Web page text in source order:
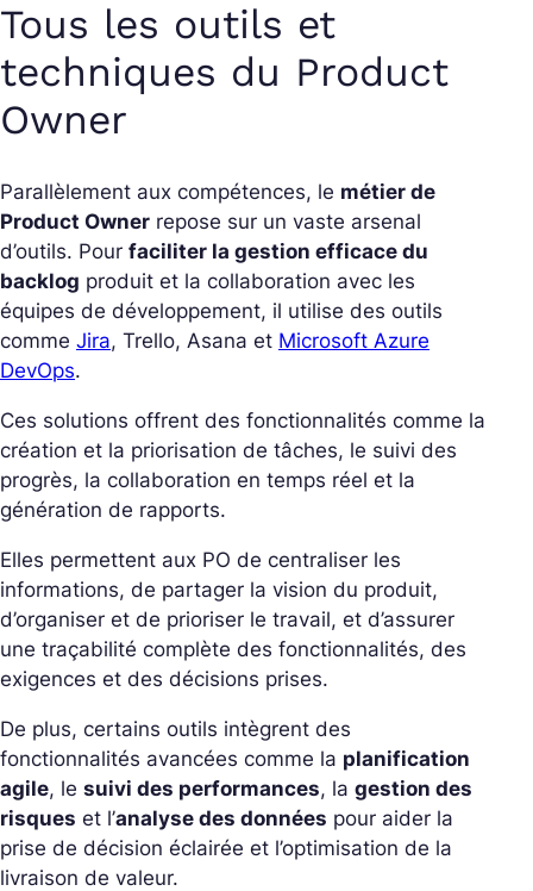
Tous les outils et
techniques du Product
Owner
Parallèlement aux compétences, le métier de
Product Owner repose sur un vaste arsenal
d’outils. Pour faciliter la gestion efficace du
backlog produit et la collaboration avec les
équipes de développement, il utilise des outils
comme Jira, Trello, Asana et Microsoft Azure
DevOps.
Ces solutions offrent des fonctionnalités comme la
création et la priorisation de tâches, le suivi des
progrès, la collaboration en temps réel et la
génération de rapports.
Elles permettent aux PO de centraliser les
informations, de partager la vision du produit,
d’organiser et de prioriser le travail, et d’assurer
une traçabilité complète des fonctionnalités, des
exigences et des décisions prises.
De plus, certains outils intègrent des
fonctionnalités avancées comme la planification
agile, le suivi des performances, la gestion des
risques et l’analyse des données pour aider la
prise de décision éclairée et l’optimisation de la
livraison de valeur.